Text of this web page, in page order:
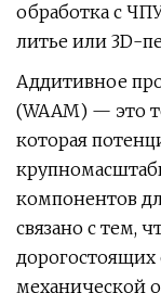
обработка с
литье или 3D-
Аддитивное
(WAAM) — это
которая
компонентов
связано с тем,
дорогостоящих
механической